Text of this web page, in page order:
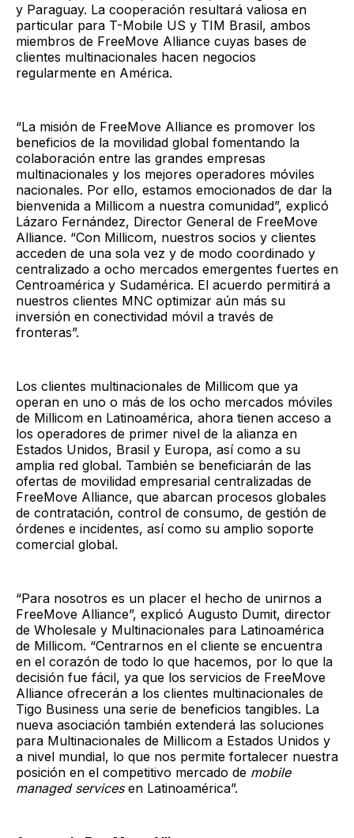
y Paraguay. La cooperación resultará valiosa en
particular para T-Mobile US y TIM Brasil, ambos
miembros de FreeMove Alliance cuyas bases de
clientes multinacionales hacen negocios
regularmente en América.
“La misión de FreeMove Alliance es promover los
beneficios de la movilidad global fomentando la
colaboración entre las grandes empresas
multinacionales y los mejores operadores móviles
nacionales. Por ello, estamos emocionados de dar la
bienvenida a Millicom a nuestra comunidad”, explicó
Lázaro Fernández, Director General de FreeMove
Alliance. “Con Millicom, nuestros socios y clientes
acceden de una sola vez y de modo coordinado y
centralizado a ocho mercados emergentes fuertes en
Centroamérica y Sudamérica. El acuerdo permitirá a
nuestros clientes MNC optimizar aún más su
inversión en conectividad móvil a través de
fronteras”.
Los clientes multinacionales de Millicom que ya
operan en uno o más de los ocho mercados móviles
de Millicom en Latinoamérica, ahora tienen acceso a
los operadores de primer nivel de la alianza en
Estados Unidos, Brasil y Europa, así como a su
amplia red global. También se beneficiarán de las
ofertas de movilidad empresarial centralizadas de
FreeMove Alliance, que abarcan procesos globales
de contratación, control de consumo, de gestión de
órdenes e incidentes, así como su amplio soporte
comercial global.
“Para nosotros es un placer el hecho de unirnos a
FreeMove Alliance”, explicó Augusto Dumit, director
de Wholesale y Multinacionales para Latinoamérica
de Millicom. “Centrarnos en el cliente se encuentra
en el corazón de todo lo que hacemos, por lo que la
decisión fue fácil, ya que los servicios de FreeMove
Alliance ofrecerán a los clientes multinacionales de
Tigo Business una serie de beneficios tangibles. La
nueva asociación también extenderá las soluciones
para Multinacionales de Millicom a Estados Unidos y
a nivel mundial, lo que nos permite fortalecer nuestra
posición en el competitivo mercado de mobile
managed servicesen Latinoamérica”.